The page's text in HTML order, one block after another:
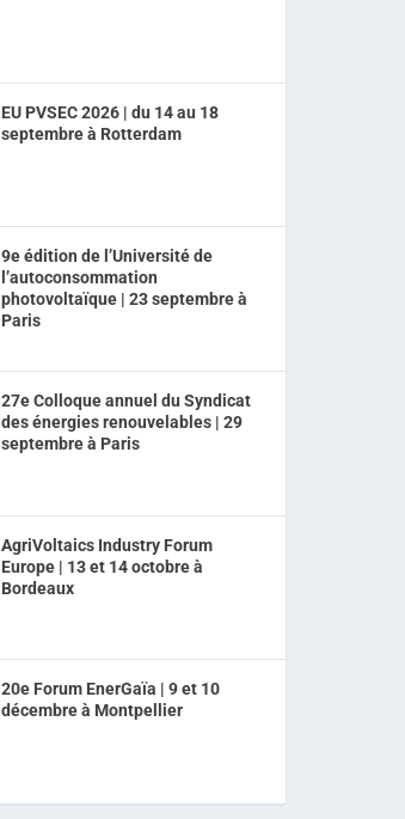
EU PVSEC 2026 | du 14 au 18
septembre à Rotterdam
9e édition de l’Université de
l’autoconsommation
photovoltaïque | 23 septembre à
Paris
27e Colloque annuel du Syndicat
des énergies renouvelables | 29
septembre à Paris
AgriVoltaics Industry Forum
Europe | 13 et 14 octobre à
Bordeaux
20e Forum EnerGaïa | 9 et 10
décembre à Montpellier